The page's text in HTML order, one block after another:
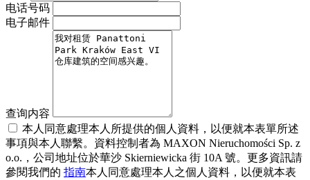
电话号码
电子邮件
查询内容
本人同意處理本人所提供的個人資料，以便就本表單所述
事項與本人聯繫。資料控制者為 MAXON Nieruchomości Sp. z
o.o.，公司地址位於華沙 Skierniewicka 街 10A 號。更多資訊請
參閱我們的 指南本人同意處理本人之個人資料，以便就本表